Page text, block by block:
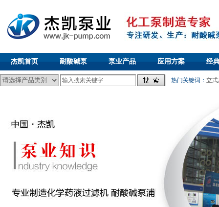
杰凯首页 耐酸碱泵 泵业产品 应用方案 经
热门关键词： 立